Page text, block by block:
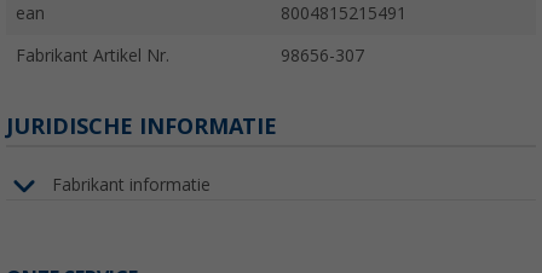
ean 8004815215491
Fabrikant Artikel Nr. 98656-307
JURIDISCHE INFORMATIE
Fabrikant informatie